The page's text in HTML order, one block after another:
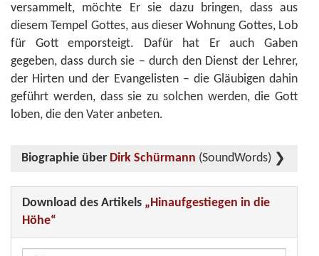
versammelt, möchte Er sie dazu bringen, dass aus
diesem Tempel Gottes, aus dieser Wohnung Gottes, Lob
für Gott emporsteigt. Dafür hat Er auch Gaben
gegeben, dass durch sie – durch den Dienst der Lehrer,
der Hirten und der Evangelisten – die Gläubigen dahin
geführt werden, dass sie zu solchen werden, die Gott
loben, die den Vater anbeten.
Biographie über Dirk Schürmann (SoundWords)
Download des Artikels „Hinaufgestiegen in die
Höhe“